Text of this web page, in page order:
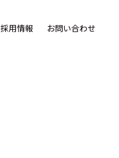
採用情報 お問い合わせ